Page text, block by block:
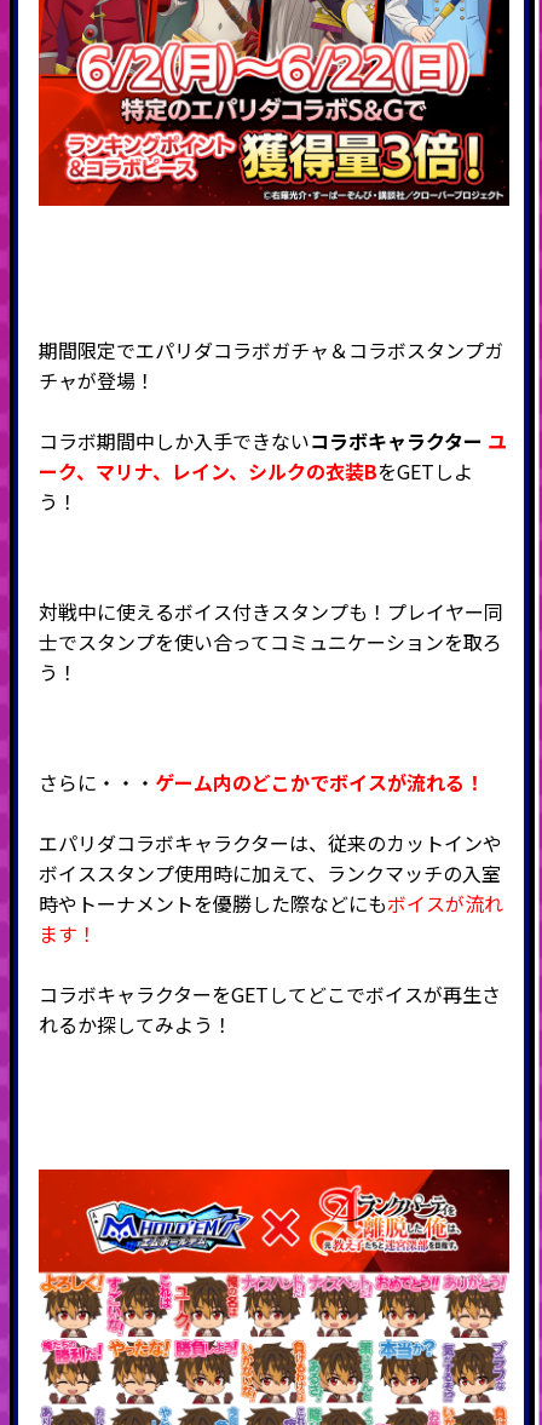
期間限定でエパリダコラボガチャ＆コラボスタンプガ
チャが登場！
コラボ期間中しか入手できないコラボキャラクター ユ
ーク、 マリナ、 レイン、 シルクの衣装BをGETしよ
う！
対戦中に使えるボイス付きスタンプも！プレイヤー同
士でスタンプを使い合ってコミュニケーションを取ろ
う！
さらに・・・ ゲーム内のどこかでボイスが流れる！
エパリダコラボキャラクターは、従来のカットインや
ボイススタンプ使用時に加えて、ランクマッチの入室
時やトーナメントを優勝した際などにもボイスが流れ
ます！
コラボキャラクターをGETしてどこでボイスが再生さ
れるか探してみよう！